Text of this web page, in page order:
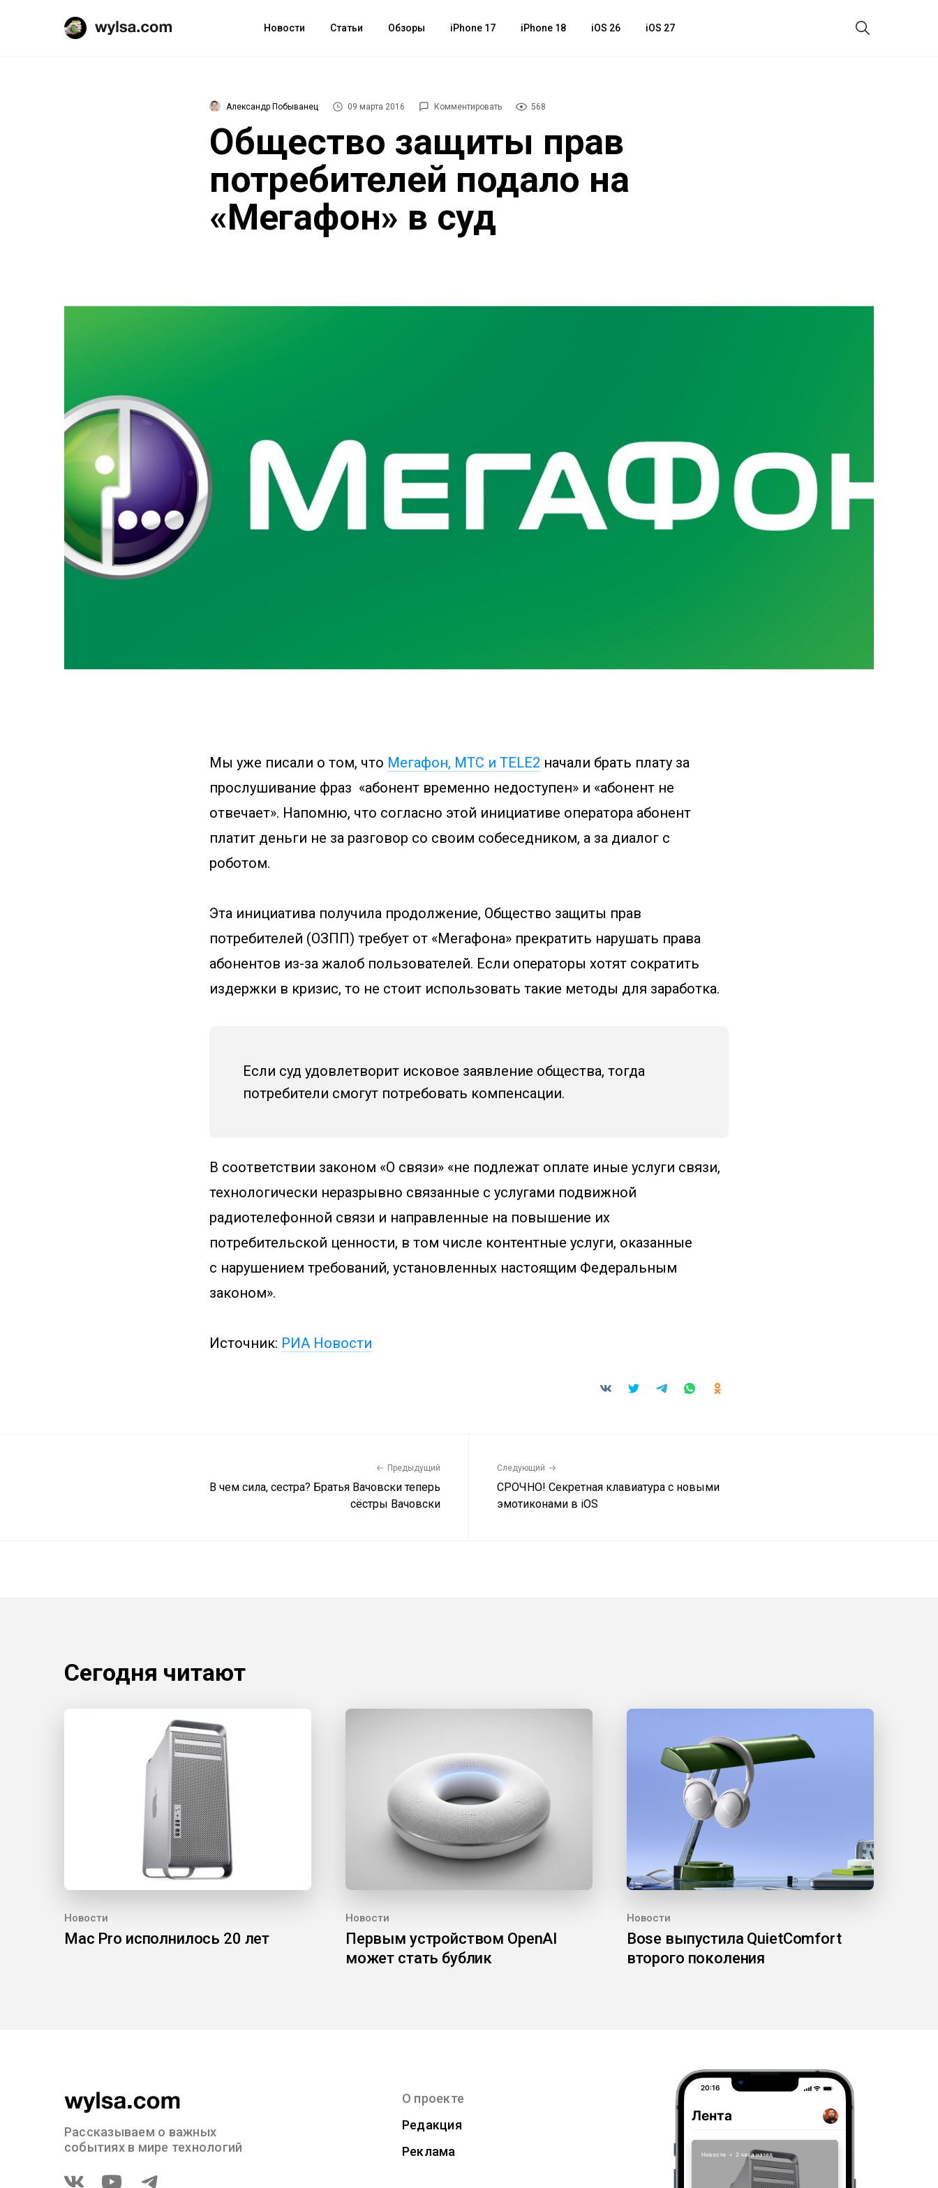
Новости Статьи Обзоры iPhone 17 iPhone 18 iOS 26 iOS 27
Александр Побыванец 09 марта 2016 Комментировать 568
Общество защиты прав
потребителей подало на
«Мегафон» в суд
Мы уже писали о том, что Мегафон, МТС и TELE2 начали брать плату за
прослушивание фраз «абонент временно недоступен» и «абонент не
отвечает». Напомню, что согласно этой инициативе оператора абонент
платит деньги не за разговор со своим собеседником, а за диалог с
роботом.
Эта инициатива получила продолжение, Общество защиты прав
потребителей (ОЗПП) требует от «Мегафона» прекратить нарушать права
абонентов из-за жалоб пользователей. Если операторы хотят сократить
издержки в кризис, то не стоит использовать такие методы для заработка.
Если суд удовлетворит исковое заявление общества, тогда
потребители смогут потребовать компенсации.
В соответствии законом «О связи» «не подлежат оплате иные услуги связи,
технологически неразрывно связанные с услугами подвижной
радиотелефонной связи и направленные на повышение их
потребительской ценности, в том числе контентные услуги, оказанные
с нарушением требований, установленных настоящим Федеральным
законом».
Источник: РИА Новости
Предыдущий
В чем сила, сестра? Братья Вачовски теперь
сёстры Вачовски
Следующий
СРОЧНО! Секретная клавиатура с новыми
эмотиконами в iOS
Сегодня читают
Новости
Mac Pro исполнилось 20 лет
Новости
Первым устройством OpenAI
может стать бублик
Новости
Bose выпустила QuietComfort
второго поколения
Рассказываем о важных
событиях в мире технологий
О проекте
Редакция
Реклама
20:16
Лента
Новости • 2 часа назад